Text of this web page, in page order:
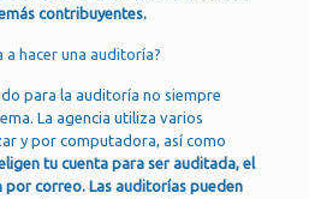
contribuyentes.
a hacer una auditoría?
para la auditoría no siempre
La agencia utiliza varios
y por computadora, así como
tu cuenta para ser auditada, el
por correo. Las auditorías pueden